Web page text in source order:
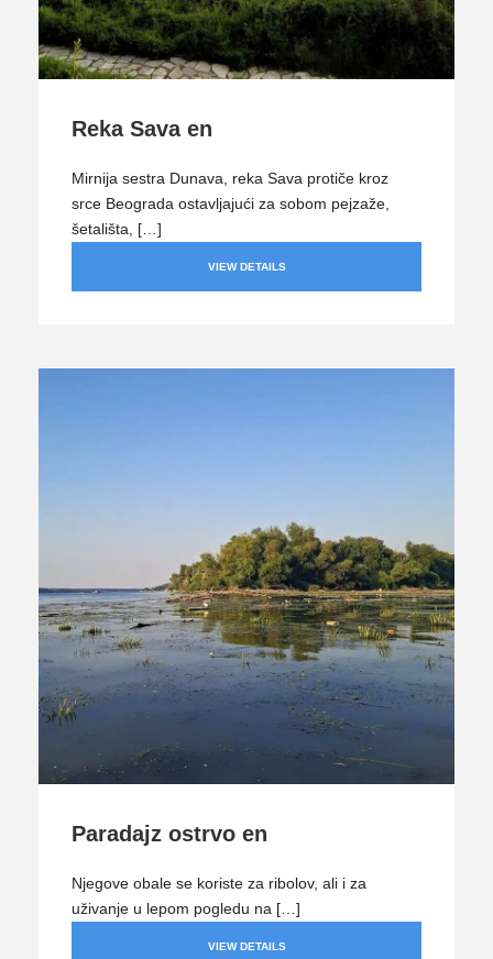
Reka Sava en
Mirnija sestra Dunava, reka Sava protiče kroz
srce Beograda ostavljajući za sobom pejzaže,
šetališta, […]
VIEW DETAILS
Paradajz ostrvo en
Njegove obale se koriste za ribolov, ali i za
uživanje u lepom pogledu na […]
VIEW DETAILS